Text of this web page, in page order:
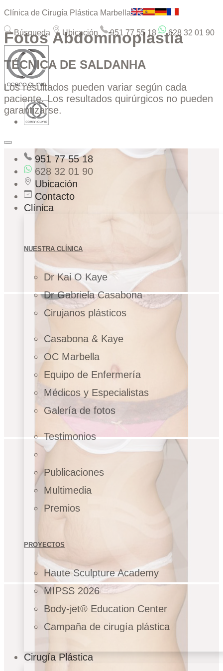
Clínica de Cirugía Plástica Marbella
Búsqueda Ubicación 951 77 55 18 628 32 01 90
951 77 55 18
628 32 01 90
Ubicación
Contacto
Clínica
NUESTRA CLÍNICA
Dr Kai O Kaye
Dr Gabriela Casabona
Cirujanos plásticos
Casabona & Kaye
OC Marbella
Equipo de Enfermería
Médicos y Especialistas
Galería de fotos
Testimonios
Publicaciones
Multimedia
Premios
PROYECTOS
Haute Sculpture Academy
MIPSS 2026
Body-jet® Education Center
Campaña de cirugía plástica
Cirugía Plástica
Fotos Abdominoplastia
TÉCNICA DE SALDANHA
Los resultados pueden variar según cada
paciente. Los resultados quirúrgicos no pueden
garantizarse.